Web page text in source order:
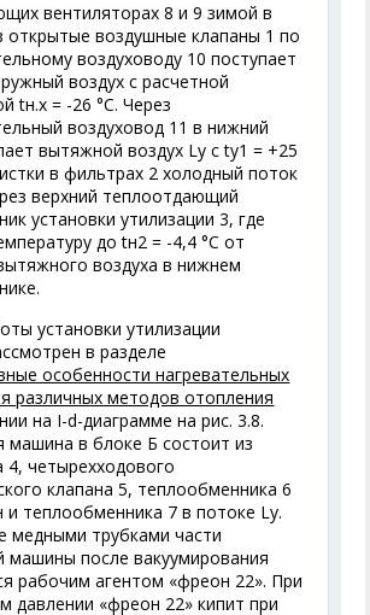
вентиляторах 8 и 9 зимой в
открытые воздушные клапаны 1 по
воздуховоду 10 поступает
воздух с расчетной
tн.х = -26 °С. Через
воздуховод 11 в нижний
вытяжной воздух Lу с ty1 = +25
в фильтрах 2 холодный поток
верхний теплоотдающий
установки утилизации 3, где
до tн2= -4,4 °С от
воздуха в нижнем
установки утилизации
в разделе
особенности нагревательных
различных методов отопления
на I-d-диаграмме на рис. 3.8.
машина в блоке Б состоит из
4, четырехходового
клапана 5, теплообменника 6
и теплообменника 7 в потоке Lу.
медными трубками части
машины после вакуумирования
рабочим агентом «фреон 22». При
давлении «фреон 22» кипит при